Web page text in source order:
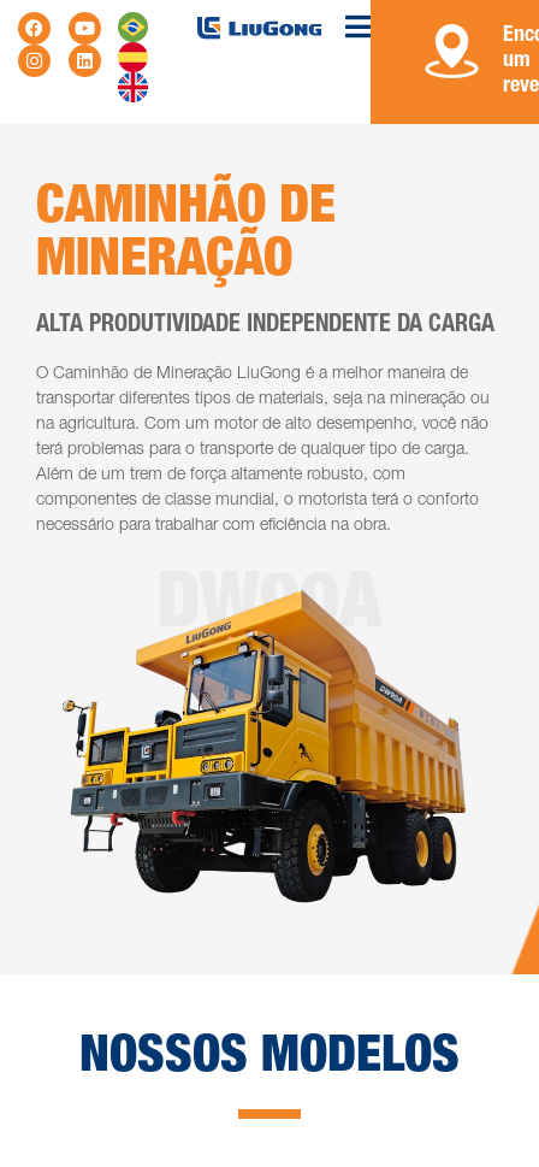
um
CAMINHÃO DE
MINERAÇÃO
ALTA PRODUTIVIDADE INDEPENDENTE DA CARGA
O Caminhão de Mineração LiuGong é a melhor maneira de
transportar diferentes tipos de materiais, seja na mineração ou
na agricultura. Com um motor de alto desempenho, você não
terá problemas para o transporte de qualquer tipo de carga.
Além de um trem de força altamente robusto, com
componentes de classe mundial, o motorista terá o conforto
necessário para trabalhar com eficiência na obra.
DW90A
NOSSOS MODELOS